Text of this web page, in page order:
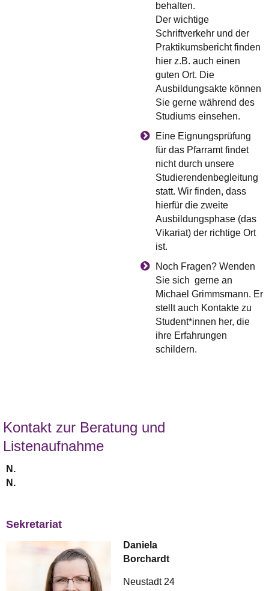
behalten.
Der wichtige
Schriftverkehr und der
Praktikumsbericht finden
hier z.B. auch einen
guten Ort. Die
Ausbildungsakte können
Sie gerne während des
Studiums einsehen.
Eine Eignungsprüfung
für das Pfarramt findet
nicht durch unsere
Studierendenbegleitung
statt. Wir finden, dass
hierfür die zweite
Ausbildungsphase (das
Vikariat) der richtige Ort
ist.
Noch Fragen? Wenden
Sie sich gerne an
Michael Grimmsmann. Er
stellt auch Kontakte zu
Student*innen her, die
ihre Erfahrungen
schildern.
Kontakt zur Beratung und
Listenaufnahme
N.
N.
Sekretariat
Daniela
Borchardt
Neustadt 24